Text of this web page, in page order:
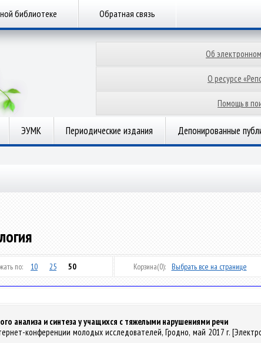
библиотеке Обратная связь
Об
О ресурсе
Помощь в
ЭУМК Периодические издания Депонированные
по: 10 25 50 Корзина(0): Выбрать все на странице
анализа и синтеза у учащихся с тяжелыми нарушениями речи
конференции молодых исследователей, Гродно, май 2017 г.